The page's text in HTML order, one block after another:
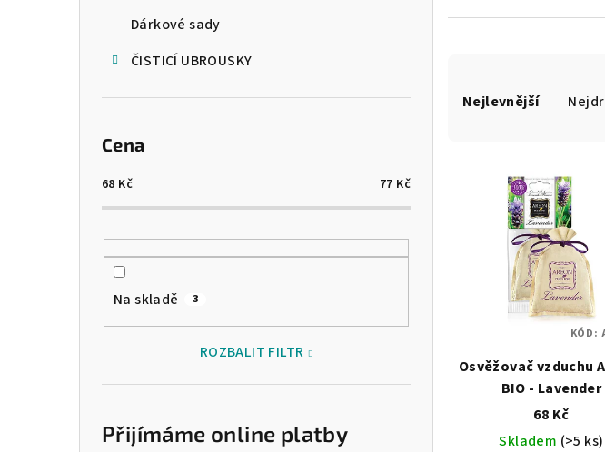
Dárkové sady
ČISTICÍ UBROUSKY
Cena
68 Kč 77 Kč
Na skladě 3
ROZBALIT FILTR
Přijímáme online platby
a
o
Nejlevnější
rOsvěžovač vzduchu
BIO - Lavender
68 Kč
Skladem (>5 ks)
KÓD: